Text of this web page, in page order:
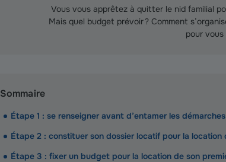
Vous vous apprêtez à quitter le nid familial
Mais quel budget prévoir ? Comment
pour
Sommaire
Étape 1 : se renseigner avant d’entamer les démarches
Étape 2 : constituer son dossier locatif pour la
Étape 3 : fixer un budget pour la location de son